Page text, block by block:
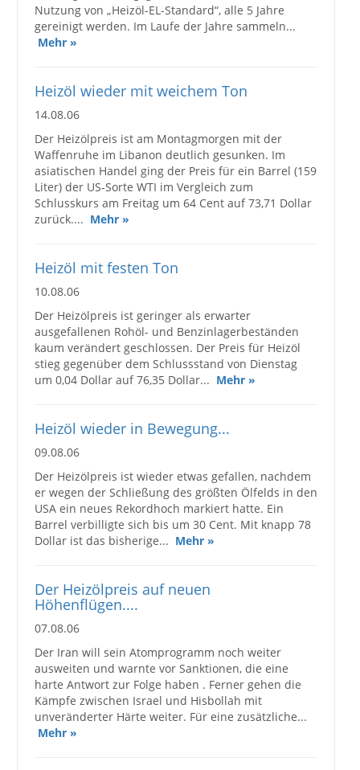
Nutzung von „Heizöl-EL-Standard“, alle 5 Jahre
gereinigt werden. Im Laufe der Jahre sammeln...
Mehr »
Heizöl wieder mit weichem Ton
14.08.06
Der Heizölpreis ist am Montagmorgen mit der
Waffenruhe im Libanon deutlich gesunken. Im
asiatischen Handel ging der Preis für ein Barrel (159
Liter) der US-Sorte WTI im Vergleich zum
Schlusskurs am Freitag um 64 Cent auf 73,71 Dollar
zurück.... Mehr »
Heizöl mit festen Ton
10.08.06
Der Heizölpreis ist geringer als erwarter
ausgefallenen Rohöl- und Benzinlagerbeständen
kaum verändert geschlossen. Der Preis für Heizöl
stieg gegenüber dem Schlussstand von Dienstag
um 0,04 Dollar auf 76,35 Dollar... Mehr »
Heizöl wieder in Bewegung...
09.08.06
Der Heizölpreis ist wieder etwas gefallen, nachdem
er wegen der Schließung des größten Ölfelds in den
USA ein neues Rekordhoch markiert hatte. Ein
Barrel verbilligte sich bis um 30 Cent. Mit knapp 78
Dollar ist das bisherige... Mehr »
Der Heizölpreis auf neuen
Höhenflügen....
07.08.06
Der Iran will sein Atomprogramm noch weiter
ausweiten und warnte vor Sanktionen, die eine
harte Antwort zur Folge haben . Ferner gehen die
Kämpfe zwischen Israel und Hisbollah mit
unveränderter Härte weiter. Für eine zusätzliche...
Mehr »